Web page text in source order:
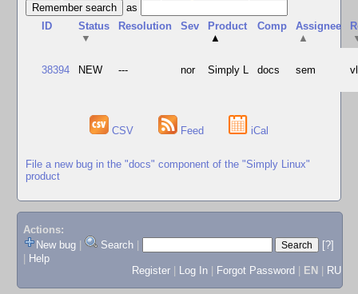
as
ID
Status
▼
Resolution Sev
Product
▲
Comp
Assignee
▲
38394 NEW --- nor Simply L docs sem
CSV Feed iCal
File a new bug in the "docs" component of the "Simply Linux"
product
Actions:
New bug
Search
[?]
Help
Register
Log In Forgot Password EN RU